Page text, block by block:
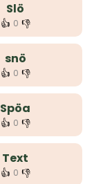
Slö
👍 0 👎
snö
👍 0 👎
Spöa
👍 0 👎
Text
👍 0 👎